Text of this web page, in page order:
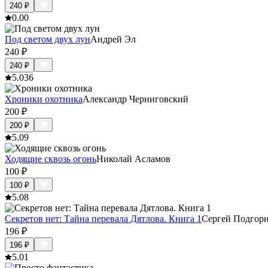
240 ₽
0.00
Под светом двух лунАндрей Эл
240 ₽
240 ₽
5.036
Хроники охотникаАлександр Черниговский
200 ₽
200 ₽
5.09
Ходящие сквозь огоньНиколай Асламов
100 ₽
100 ₽
5.08
Секретов нет: Тайна перевала Дятлова. Книга 1Сергей
196 ₽
196 ₽
5.01